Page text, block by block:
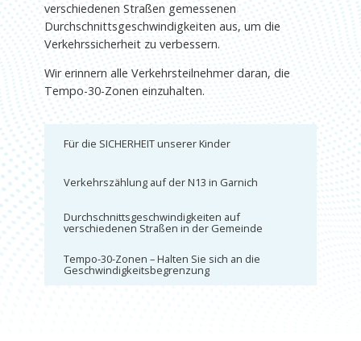
verschiedenen Straßen gemessenen
Durchschnittsgeschwindigkeiten aus, um die
Verkehrssicherheit zu verbessern.
Wir erinnern alle Verkehrsteilnehmer daran, die
Tempo-30-Zonen einzuhalten.
Für die SICHERHEIT unserer Kinder
Verkehrszählung auf der N13 in Garnich
Durchschnittsgeschwindigkeiten auf
verschiedenen Straßen in der Gemeinde
Tempo-30-Zonen – Halten Sie sich an die
Geschwindigkeitsbegrenzung